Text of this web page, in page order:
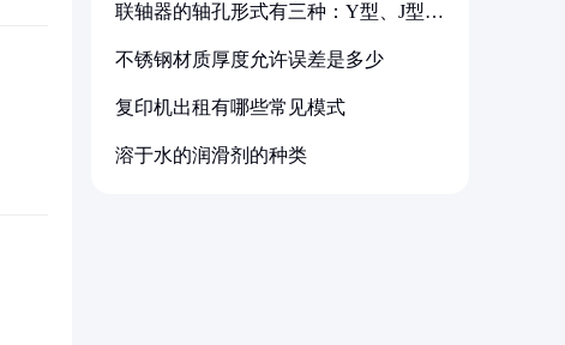
联轴器的轴孔形式有三种：Y型、J型、
不锈钢材质厚度允许误差是多少
复印机出租有哪些常见模式
溶于水的润滑剂的种类